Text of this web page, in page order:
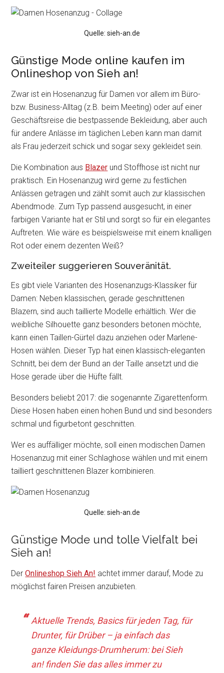
Quelle: sieh-an.de
Günstige Mode online kaufen im
Onlineshop von Sieh an!
Zwar ist ein Hosenanzug für Damen vor allem im Büro-
bzw. Business-Alltag (z.B. beim Meeting) oder auf einer
Geschäftsreise die bestpassende Bekleidung, aber auch
für andere Anlässe im täglichen Leben kann man damit
als Frau jederzeit schick und sogar sexy gekleidet sein.
Die Kombination aus Blazer und Stoffhose ist nicht nur
praktisch. Ein Hosenanzug wird gerne zu festlichen
Anlässen getragen und zählt somit auch zur klassischen
Abendmode. Zum Typ passend ausgesucht, in einer
farbigen Variante hat er Stil und sorgt so für ein elegantes
Auftreten. Wie wäre es beispielsweise mit einem knalligen
Rot oder einem dezenten Weiß?
Zweiteiler suggerieren Souveränität.
Es gibt viele Varianten des Hosenanzugs-Klassiker für
Damen: Neben klassischen, gerade geschnittenen
Blazern, sind auch taillierte Modelle erhältlich. Wer die
weibliche Silhouette ganz besonders betonen möchte,
kann einen Taillen-Gürtel dazu anziehen oder Marlene-
Hosen wählen. Dieser Typ hat einen klassisch-eleganten
Schnitt, bei dem der Bund an der Taille ansetzt und die
Hose gerade über die Hüfte fällt.
Besonders beliebt 2017: die sogenannte Zigarettenform.
Diese Hosen haben einen hohen Bund und sind besonders
schmal und figurbetont geschnitten.
Wer es auffälliger möchte, soll einen modischen Damen
Hosenanzug mit einer Schlaghose wählen und mit einem
tailliert geschnittenen Blazer kombinieren.
Quelle: sieh-an.de
Günstige Mode und tolle Vielfalt bei
Sieh an!
DerOnlineshop Sieh An! achtet immer darauf, Mode zu
möglichst fairen Preisen anzubieten.
Aktuelle Trends, Basics für jeden Tag, für
Drunter, für Drüber – ja einfach das
ganze Kleidungs-Drumherum: bei Sieh
an! finden Sie das alles immer zu